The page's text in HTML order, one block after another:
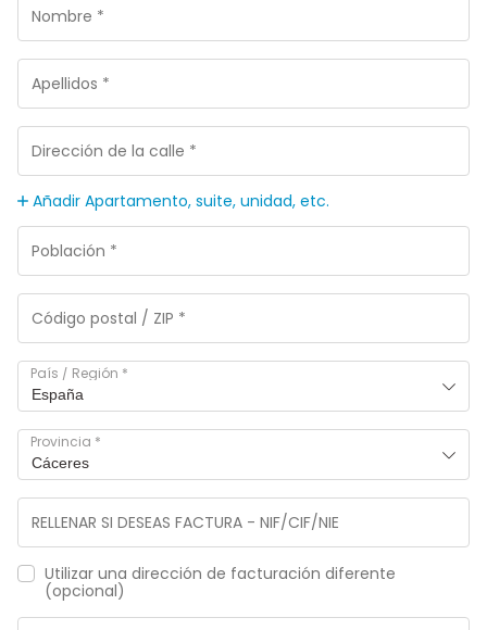
Añadir Apartamento, suite, unidad, etc.
País / Región *
España
Provincia *
Cáceres
Utilizar una dirección de facturación diferente
(opcional)